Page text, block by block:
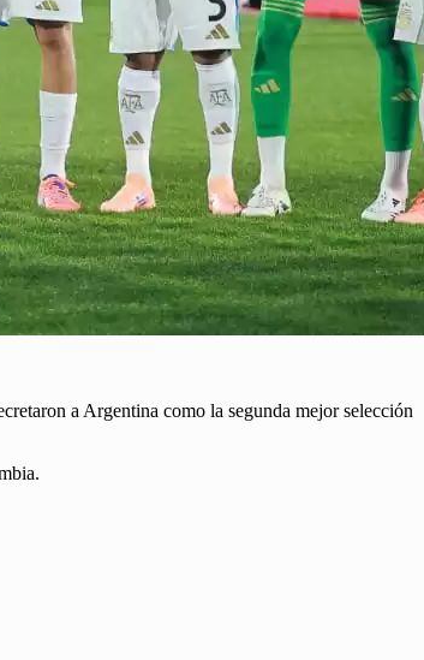
a Argentina como la segunda mejor selección